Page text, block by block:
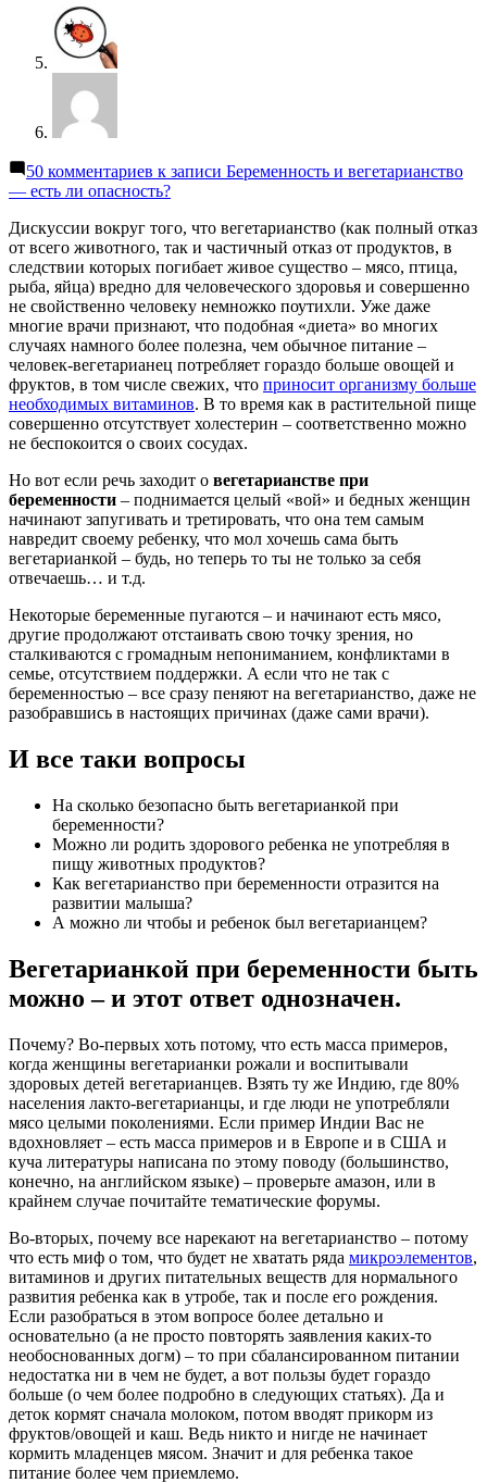
50 комментариев к записи Беременность и вегетарианство
— есть ли опасность?
Дискуссии вокруг того, что вегетарианство (как полный отказ
от всего животного, так и частичный отказ от продуктов, в
следствии которых погибает живое существо – мясо, птица,
рыба, яйца) вредно для человеческого здоровья и совершенно
не свойственно человеку немножко поутихли. Уже даже
многие врачи признают, что подобная «диета» во многих
случаях намного более полезна, чем обычное питание –
человек-вегетарианец потребляет гораздо больше овощей и
фруктов, в том числе свежих, что приносит организму больше
необходимых витаминов. В то время как в растительной пище
совершенно отсутствует холестерин – соответственно можно
не беспокоится о своих сосудах.
Но вот если речь заходит о вегетарианстве при
беременности – поднимается целый «вой» и бедных женщин
начинают запугивать и третировать, что она тем самым
навредит своему ребенку, что мол хочешь сама быть
вегетарианкой – будь, но теперь то ты не только за себя
отвечаешь… и т.д.
Некоторые беременные пугаются – и начинают есть мясо,
другие продолжают отстаивать свою точку зрения, но
сталкиваются с громадным непониманием, конфликтами в
семье, отсутствием поддержки. А если что не так с
беременностью – все сразу пеняют на вегетарианство, даже не
разобравшись в настоящих причинах (даже сами врачи).
И все таки вопросы
На сколько безопасно быть вегетарианкой при
беременности?
Можно ли родить здорового ребенка не употребляя в
пищу животных продуктов?
Как вегетарианство при беременности отразится на
развитии малыша?
А можно ли чтобы и ребенок был вегетарианцем?
Вегетарианкой при беременности быть
можно – и этот ответ однозначен.
Почему? Во-первых хоть потому, что есть масса примеров,
когда женщины вегетарианки рожали и воспитывали
здоровых детей вегетарианцев. Взять ту же Индию, где 80%
населения лакто-вегетарианцы, и где люди не употребляли
мясо целыми поколениями. Если пример Индии Вас не
вдохновляет – есть масса примеров и в Европе и в США и
куча литературы написана по этому поводу (большинство,
конечно, на английском языке) – проверьте амазон, или в
крайнем случае почитайте тематические форумы.
Во-вторых, почему все нарекают на вегетарианство – потому
что есть миф о том, что будет не хватать ряда микроэлементов,
витаминов и других питательных веществ для нормального
развития ребенка как в утробе, так и после его рождения.
Если разобраться в этом вопросе более детально и
основательно (а не просто повторять заявления каких-то
необоснованных догм) – то при сбалансированном питании
недостатка ни в чем не будет, а вот пользы будет гораздо
больше (о чем более подробно в следующих статьях). Да и
деток кормят сначала молоком, потом вводят прикорм из
фруктов/овощей и каш. Ведь никто и нигде не начинает
кормить младенцев мясом. Значит и для ребенка такое
питание более чем приемлемо.